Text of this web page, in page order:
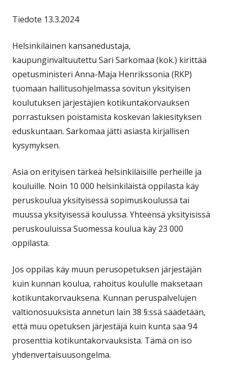
Tiedote 13.3.2024
Helsinkiläinen kansanedustaja,
kaupunginvaltuutettu Sari Sarkomaa (kok.) kirittää
opetusministeri Anna-Maja Henrikssonia (RKP)
tuomaan hallitusohjelmassa sovitun yksityisen
koulutuksen järjestäjien kotikuntakorvauksen
porrastuksen poistamista koskevan lakiesityksen
eduskuntaan. Sarkomaa jätti asiasta kirjallisen
kysymyksen.
Asia on erityisen tärkeä helsinkiläisille perheille ja
kouluille. Noin 10 000 helsinkiläistä oppilasta käy
peruskoulua yksityisessä sopimuskoulussa tai
muussa yksityisessä koulussa. Yhteensä yksityisissä
peruskouluissa Suomessa koulua käy 23 000
oppilasta.
Jos oppilas käy muun perusopetuksen järjestäjän
kuin kunnan koulua, rahoitus koululle maksetaan
kotikuntakorvauksena. Kunnan peruspalvelujen
valtionosuuksista annetun lain 38 §:ssä säädetään,
että muu opetuksen järjestäjä kuin kunta saa 94
prosenttia kotikuntakorvauksista. Tämä on iso
yhdenvertaisuusongelma.